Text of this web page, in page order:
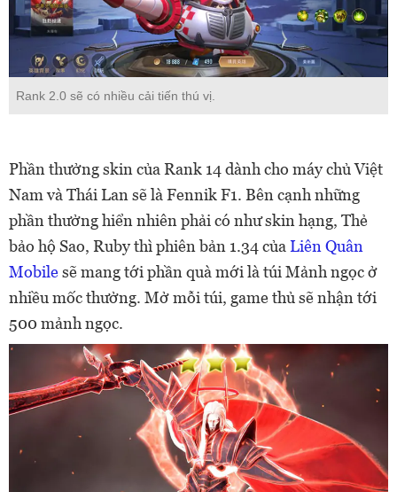
Rank 2.0 sẽ có nhiều cải tiến thú vị.
Phần thưởng skin của Rank 14 dành cho máy chủ Việt
Nam và Thái Lan sẽ là Fennik F1. Bên cạnh những
phần thưởng hiển nhiên phải có như skin hạng, Thẻ
bảo hộ Sao, Ruby thì phiên bản 1.34 của Liên Quân
Mobilesẽ mang tới phần quà mới là túi Mảnh ngọc ở
nhiều mốc thưởng. Mở mỗi túi, game thủ sẽ nhận tới
500 mảnh ngọc.